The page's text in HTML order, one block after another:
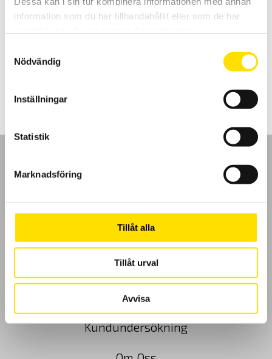
information som du har tillhandahållit eller som de har
Nödvändig
Inställningar
Statistik
Marknadsföring
Tillåt alla
Tillåt urval
Avvisa
CA DL53 logger
GDPR
Köpvillkor
Cookies
Klagomål
Kundundersökning